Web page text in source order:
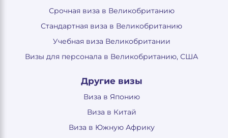
Срочная виза в Великобританию
Стандартная виза в Великобританию
Учебная виза Великобритании
Визы для персонала в Великобританию, США
Другие визы
Виза в Японию
Виза в Китай
Виза в Южную Африку